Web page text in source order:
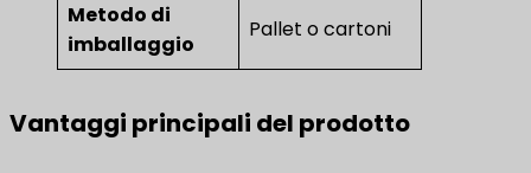
Metodo di
imballaggio
Pallet o cartoni
Vantaggi principali del prodotto